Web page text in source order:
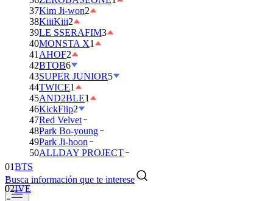
37Kim Ji-won2
38KiiiKiii2
39LE SSERAFIM3
40MONSTA X1
41 AHOF2
42BTOB6
43SUPER JUNIOR5
44TWICE1
45AND2BLE1
46KickFlip2
47Red Velvet
48Park Bo-young
49Park Ji-hoon
50ALLDAY PROJECT
Busca información que te interese
01BTS
02IVE